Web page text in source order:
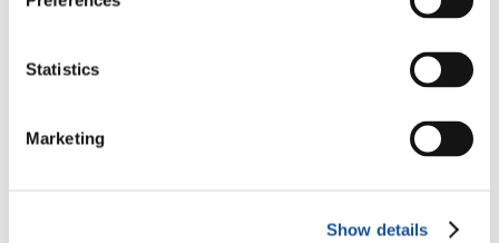
Statistics
Marketing
Show details